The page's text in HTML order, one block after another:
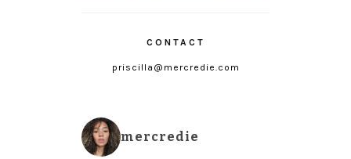
CONTACT
priscilla@mercredie.com
mercredie